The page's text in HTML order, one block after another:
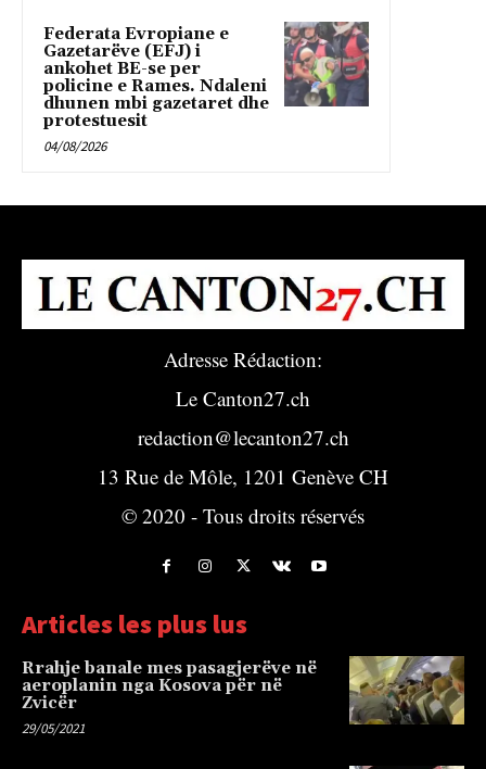
Federata Evropiane e
Gazetarëve (EFJ) i
ankohet BE-se per
policine e Rames. Ndaleni
dhunen mbi gazetaret dhe
protestuesit
04/08/2026
Adresse Rédaction:
Le Canton27.ch
redaction@lecanton27.ch
13 Rue de Môle, 1201 Genève CH
© 2020 - Tous droits réservés
Articles les plus lus
Rrahje banale mes pasagjerëve në
aeroplanin nga Kosova për në
Zvicër
29/05/2021